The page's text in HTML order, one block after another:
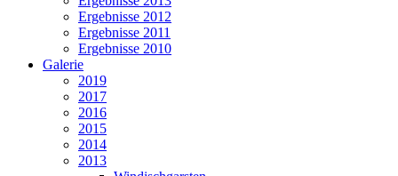
Ergebnisse 2012
Ergebnisse 2011
Ergebnisse 2010
Galerie
2019
2017
2016
2015
2014
2013